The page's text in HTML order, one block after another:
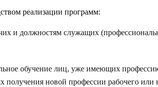
реализации программ:
и должностям служащих
обучение лиц, уже имеющих
новой профессии рабочего